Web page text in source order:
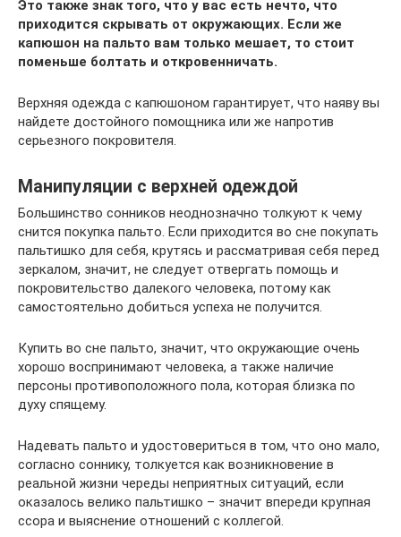
Это также знак того, что у вас есть нечто, что
приходится скрывать от окружающих. Если же
капюшон на пальто вам только мешает, то стоит
поменьше болтать и откровенничать.
Верхняя одежда с капюшоном гарантирует, что наяву вы
найдете достойного помощника или же напротив
серьезного покровителя.
Манипуляции с верхней одеждой
Большинство сонников неоднозначно толкуют к чему
снится покупка пальто. Если приходится во сне покупать
пальтишко для себя, крутясь и рассматривая себя перед
зеркалом, значит, не следует отвергать помощь и
покровительство далекого человека, потому как
самостоятельно добиться успеха не получится.
Купить во сне пальто, значит, что окружающие очень
хорошо воспринимают человека, а также наличие
персоны противоположного пола, которая близка по
духу спящему.
Надевать пальто и удостовериться в том, что оно мало,
согласно соннику, толкуется как возникновение в
реальной жизни череды неприятных ситуаций, если
оказалось велико пальтишко – значит впереди крупная
ссора и выяснение отношений с коллегой.